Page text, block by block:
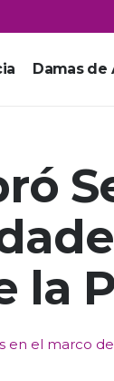
Damas de
la
el marco